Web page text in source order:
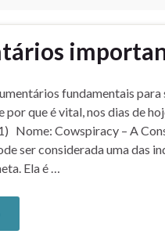
fundamentais para
por que é vital, nos dias de
Nome: Cowspiracy – A
ser considerada uma das
Ela é …